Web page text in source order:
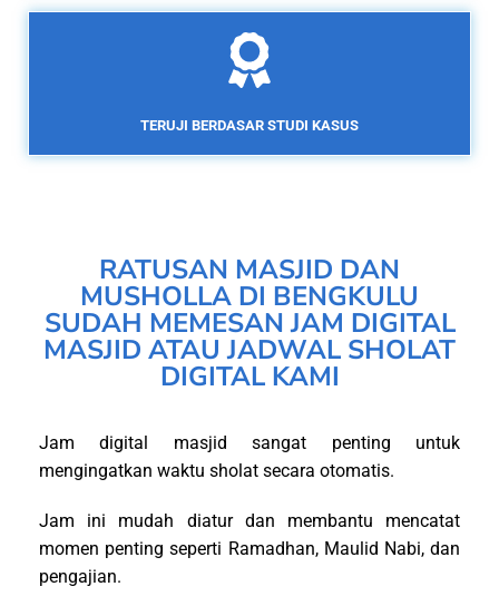
TERUJI BERDASAR STUDI KASUS
RATUSAN MASJID DAN
MUSHOLLA DI BENGKULU
SUDAH MEMESAN JAM DIGITAL
MASJID ATAU JADWAL SHOLAT
DIGITAL KAMI
Jam digital masjid sangat penting untuk
mengingatkan waktu sholat secara otomatis.
Jam ini mudah diatur dan membantu mencatat
momen penting seperti Ramadhan, Maulid Nabi, dan
pengajian.